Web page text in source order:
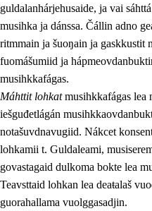
guldalanhárjehusaide, ja vai
musihka ja dánssa. Čállin adno
ritmmain ja šuoŋain ja gaskkustit
fuomášumiid ja
musihkkafágas.
Máhttit lohkatmusihkkafágas
iešguđetlágán
notašuvdnavugiid. Nákcet
lohkamii t. Guldaleami,
govastagaid dulkoma bokte lea
Teavsttaid lohkan lea deaŧalaš
guorahallama vuolggasadjin.